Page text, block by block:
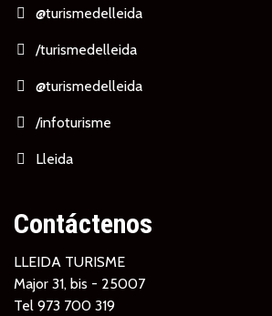
@turismedelleida
/turismedelleida
@turismedelleida
/infoturisme
Lleida
Contáctenos
LLEIDA TURISME
Major 31, bis - 25007
Tel 973 700 319